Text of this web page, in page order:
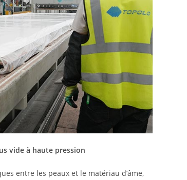
vide à haute pression
entre les peaux et le matériau d’âme,